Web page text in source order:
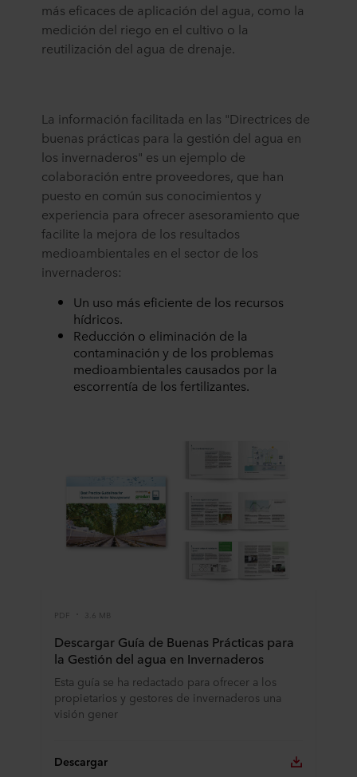
más eficaces de aplicación del agua, como la
medición del riego en el cultivo o la
reutilización del agua de drenaje.
La información facilitada en las "Directrices de
buenas prácticas para la gestión del agua en
los invernaderos" es un ejemplo de
colaboración entre proveedores, que han
puesto en común sus conocimientos y
experiencia para ofrecer asesoramiento que
facilite la mejora de los resultados
medioambientales en el sector de los
invernaderos:
Un uso más eficiente de los recursos
hídricos.
Reducción o eliminación de la
contaminación y de los problemas
medioambientales causados por la
escorrentía de los fertilizantes.
PDF 3.6 MB
Descargar Guía de Buenas Prácticas para
la Gestión del agua en Invernaderos
Esta guía se ha redactado para ofrecer a los
propietarios y gestores de invernaderos una
visión gener
Descargar